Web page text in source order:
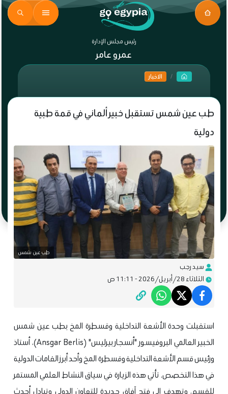
رئيس مجلس الإدارة
عمرو عامر
الاخبار
طب عين شمس تستقبل خبير ألماني في قمة طبية
دولية
طب عين شمس
سيد رجب
الثلاثاء 28/أبريل/2026 - 11:11 ص
​استقبلت وحدة الأشعة التداخلية وقسطرة المخ بطب عين شمس
الخبير العالمي البروفيسور "أنسجار بيرليس" (Ansgar Berlis)، أستاذ
ورئيس قسم الأشعة التداخلية وقسطرة المخ وأحد أبرز القامات الدولية
في هذا التخصص. تأتي هذه الزيارة في سياق النشاط العلمي المستمر
للقسم، وتهدف إلى فتح آفاق جديدة للتعاون الدولي وتبادل أحدث